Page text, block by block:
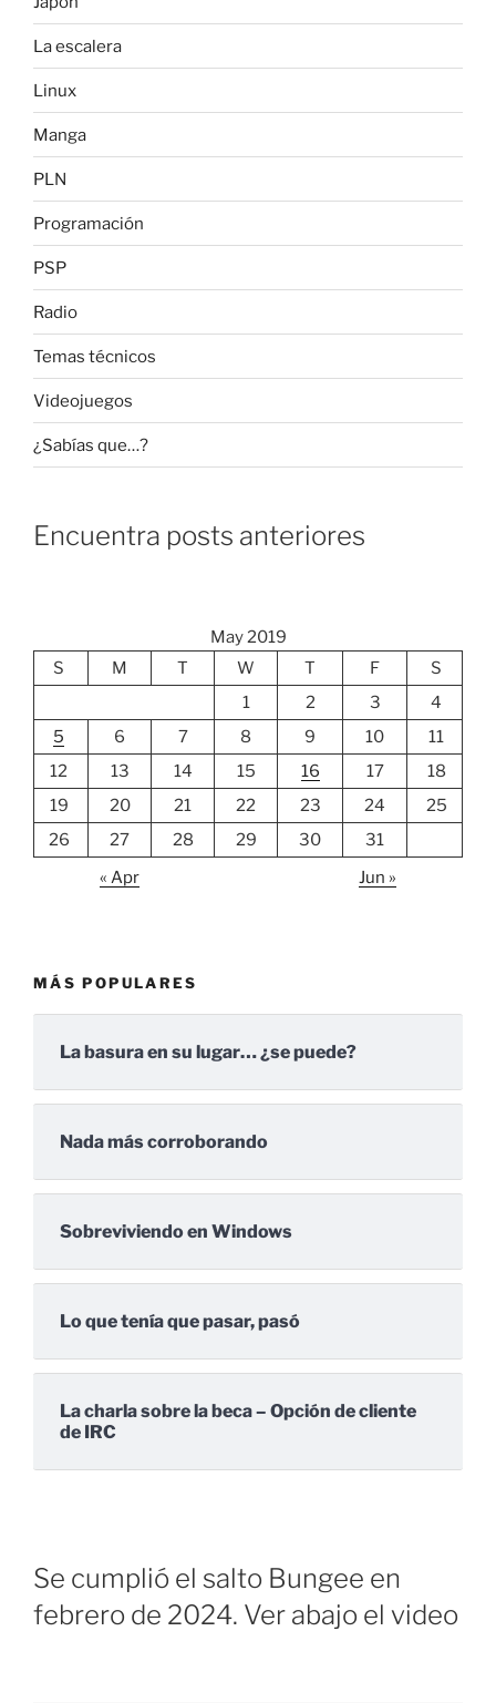
La escalera
Linux
Manga
PLN
Programación
PSP
Radio
Temas técnicos
Videojuegos
¿Sabías que…?
Encuentra posts anteriores
May 2019
S
M T W T F
S
1
2 3
4
5
6 7 8 9 10
11
12
13 14 15 16 17
18
19
20 21 22 23 24
25
26
27 28 29 30
31
« Apr
Jun »
MÁS POPULARES
La basura en su lugar… ¿se puede?
Nada más corroborando
Sobreviviendo en Windows
Lo que tenía que pasar, pasó
La charla sobre la beca – Opción de cliente
de IRC
Se cumplió el salto Bungee en
febrero de 2024. Ver abajo el video